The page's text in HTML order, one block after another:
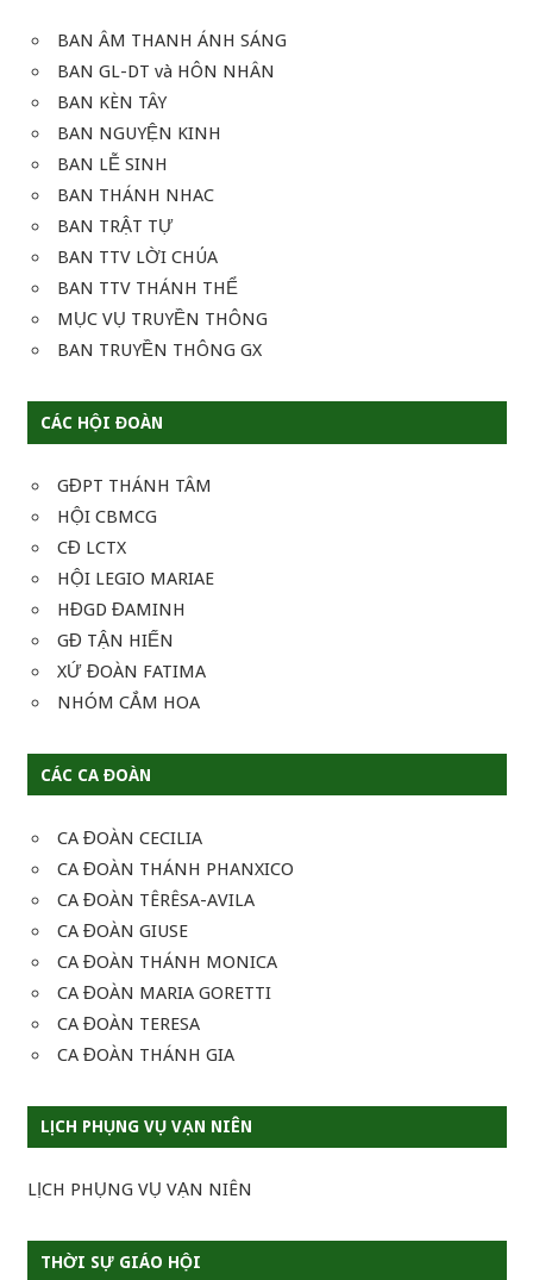
BAN ÂM THANH ÁNH SÁNG
BAN GL-DT và HÔN NHÂN
BAN KÈN TÂY
BAN NGUYỆN KINH
BAN LỄ SINH
BAN THÁNH NHAC
BAN TRẬT TỰ
BAN TTV LỜI CHÚA
BAN TTV THÁNH THỂ
MỤC VỤ TRUYỀN THÔNG
BAN TRUYỀN THÔNG GX
CÁC HỘI ĐOÀN
GĐPT THÁNH TÂM
HỘI CBMCG
CĐ LCTX
HỘI LEGIO MARIAE
HĐGD ĐAMINH
GĐ TẬN HIẾN
XỨ ĐOÀN FATIMA
NHÓM CẮM HOA
CÁC CA ĐOÀN
CA ĐOÀN CECILIA
CA ĐOÀN THÁNH PHANXICO
CA ĐOÀN TÊRÊSA-AVILA
CA ĐOÀN GIUSE
CA ĐOÀN THÁNH MONICA
CA ĐOÀN MARIA GORETTI
CA ĐOÀN TERESA
CA ĐOÀN THÁNH GIA
LỊCH PHỤNG VỤ VẠN NIÊN
LỊCH PHỤNG VỤ VẠN NIÊN
THỜI SỰ GIÁO HỘI